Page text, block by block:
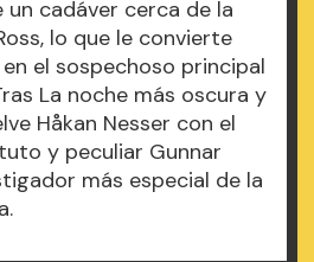
cadáver cerca de la
lo que le convierte
el sospechoso principal
La noche más oscura y
Håkan Nesser con el
y peculiar Gunnar
más especial de la